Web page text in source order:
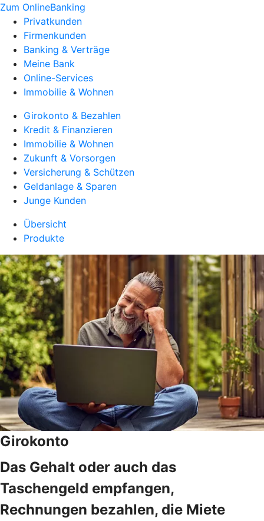
Zum OnlineBanking
Privatkunden
Firmenkunden
Banking & Verträge
Meine Bank
Online-Services
Immobilie & Wohnen
Girokonto & Bezahlen
Kredit & Finanzieren
Immobilie & Wohnen
Zukunft & Vorsorgen
Versicherung & Schützen
Geldanlage & Sparen
Junge Kunden
Übersicht
Produkte
Girokonto
Das Gehalt oder auch das
Taschengeld empfangen,
Rechnungen bezahlen, die Miete